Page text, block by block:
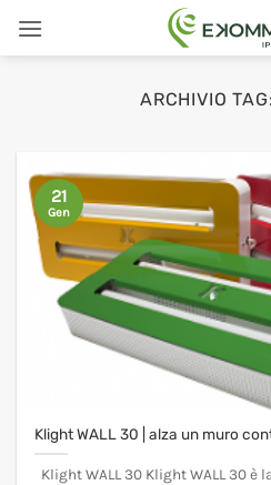
ARCHIVIO TAG:
Klight WALL 30 | alza un muro
Klight WALL 30 Klight WALL 30 è
21
Gen